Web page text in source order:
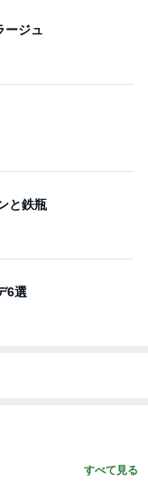
ージュ
と鉄瓶
6選
すべて見る